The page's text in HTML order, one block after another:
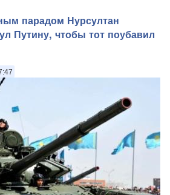
парадом Нурсултан
Путину, чтобы тот поубавил